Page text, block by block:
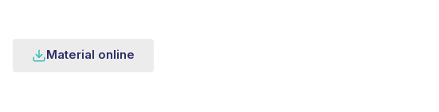
Material online